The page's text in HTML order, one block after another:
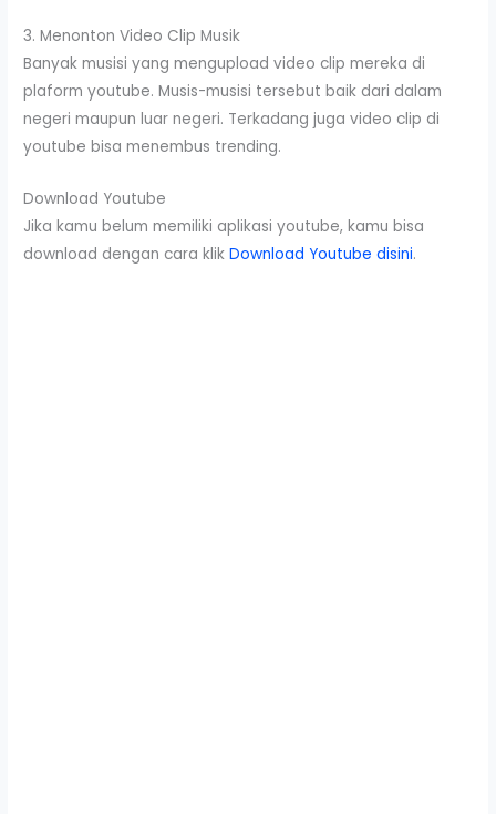
3. Menonton Video Clip Musik
Banyak musisi yang mengupload video clip mereka di
plaform youtube. Musis-musisi tersebut baik dari dalam
negeri maupun luar negeri. Terkadang juga video clip di
youtube bisa menembus trending.
Download Youtube
Jika kamu belum memiliki aplikasi youtube, kamu bisa
download dengan cara klikDownload Youtube disini.